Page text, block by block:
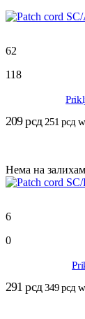
62
118
209рсд 251рсд
Нема на
6
0
291рсд 349рсд